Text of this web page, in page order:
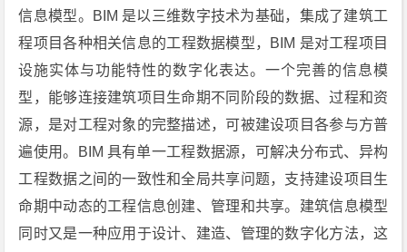
信息模型。BIM 是以三维数字技术为基础，集成了建筑工
程项目各种相关信息的工程数据模型，BIM 是对工程项目
设施实体与功能特性的数字化表达。一个完善的信息模
型，能够连接建筑项目生命期不同阶段的数据、过程和资
源，是对工程对象的完整描述，可被建设项目各参与方普
遍使用。BIM 具有单一工程数据源，可解决分布式、异构
工程数据之间的一致性和全局共享问题，支持建设项目生
命期中动态的工程信息创建、管理和共享。建筑信息模型
同时又是一种应用于设计、建造、管理的数字化方法，这